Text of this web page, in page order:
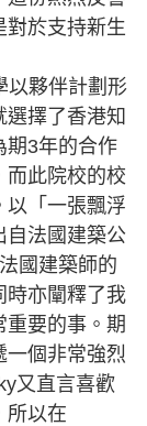
對於支持新生
以夥伴計劃形
擇了香港知
期3年的合作
而此院校的校
以「一張飄浮
自法國建築公
國建築師的
時亦闡釋了我
要的事。期
個非常強烈
又直言喜歡
所以在